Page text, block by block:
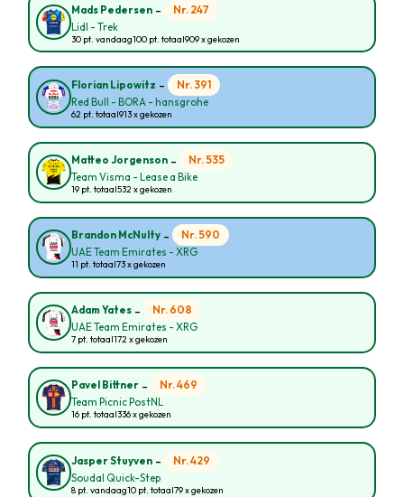
Mads Pedersen - Nr. 247
Lidl - Trek
30 pt. vandaag100 pt. totaal909 x gekozen
Florian Lipowitz - Nr. 391
Red Bull - BORA - hansgrohe
62 pt. totaal913 x gekozen
Matteo Jorgenson - Nr. 535
Team Visma - Lease a Bike
19 pt. totaal532 x gekozen
Brandon McNulty - Nr. 590
UAE Team Emirates - XRG
11 pt. totaal73 x gekozen
Adam Yates - Nr. 608
UAE Team Emirates - XRG
7 pt. totaal172 x gekozen
Pavel Bittner - Nr. 469
Team Picnic PostNL
16 pt. totaal336 x gekozen
Jasper Stuyven - Nr. 429
Soudal Quick-Step
8 pt. vandaag10 pt. totaal79 x gekozen